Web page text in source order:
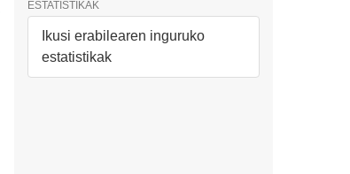
ESTATISTIKAK
Ikusi erabilearen inguruko
estatistikak